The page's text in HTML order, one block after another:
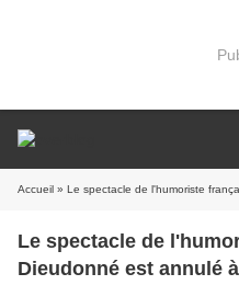
Accueil » Le spectacle de l'humoriste français
Le spectacle de
Dieudonné est annulé